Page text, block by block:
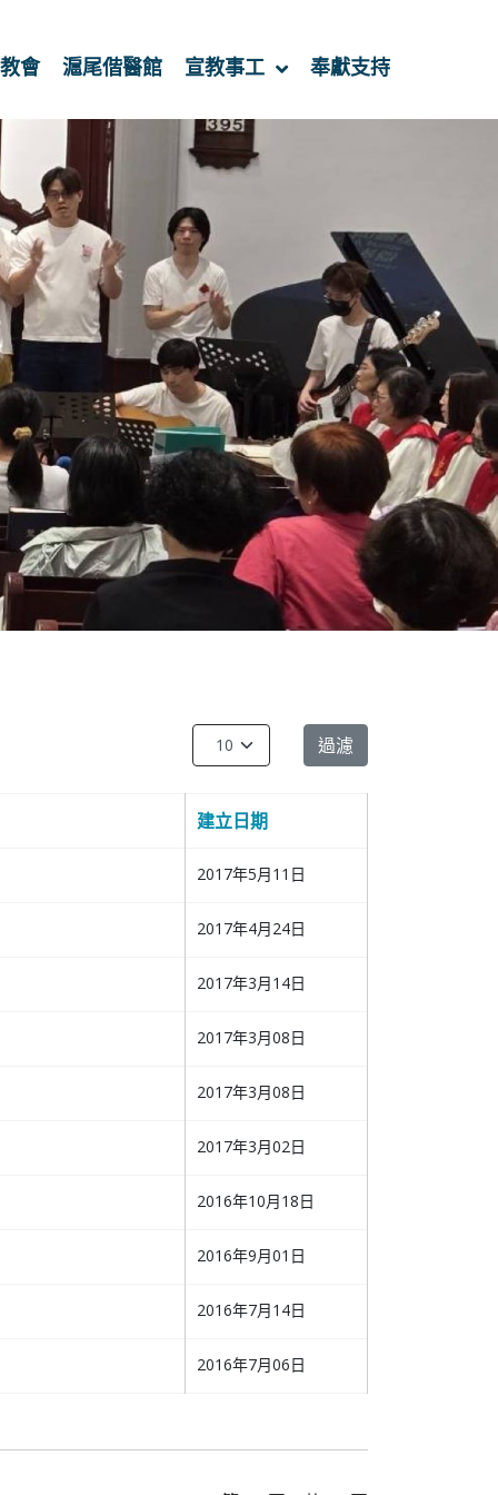
會 滬尾偕醫館 宣教事工 奉獻支持
每頁顯示條數 過濾
建立日期
2017年5月11日
2017年4月24日
2017年3月14日
2017年3月08日
2017年3月08日
2017年3月02日
2016年10月18日
2016年9月01日
2016年7月14日
2016年7月06日